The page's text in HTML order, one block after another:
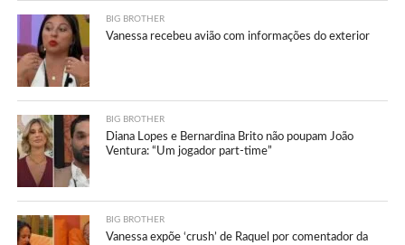
BIG BROTHER
Vanessa recebeu avião com informações do exterior
BIG BROTHER
Diana Lopes e Bernardina Brito não poupam João
Ventura: “Um jogador part-time”
BIG BROTHER
Vanessa expõe ‘crush’ de Raquel por comentador da